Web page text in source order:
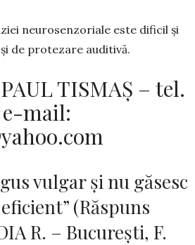
neurosenzoriale este dificil și
de protezare audi­tivă.
TISMAȘ – tel.
e-mail:
vulgar şi nu găsesc
(Răspuns
R. – Bucureşti, F.